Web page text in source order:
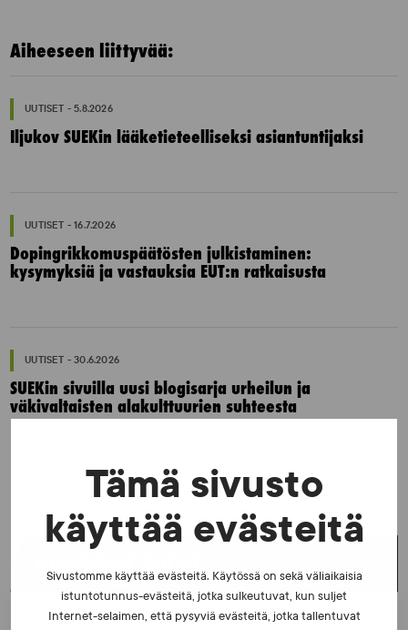
Tämä sivusto
käyttää evästeitä
Sivustomme käyttää evästeitä. Käytössä on sekä väliaikaisia
istuntotunnus-evästeitä, jotka sulkeutuvat, kun suljet
Internet-selaimen, että pysyviä evästeitä, jotka tallentuvat
Aiheeseen liittyvää:
UUTISET - 5.8.2026
Iljukov SUEKin lääketieteelliseksi asiantuntijaksi
UUTISET - 16.7.2026
Dopingrikkomuspäätösten julkistaminen:
kysymyksiä ja vastauksia EUT:n ratkaisusta
UUTISET - 30.6.2026
SUEKin sivuilla uusi blogisarja urheilun ja
väkivaltaisten alakulttuurien suhteesta
UUSIMMAT UUTISET